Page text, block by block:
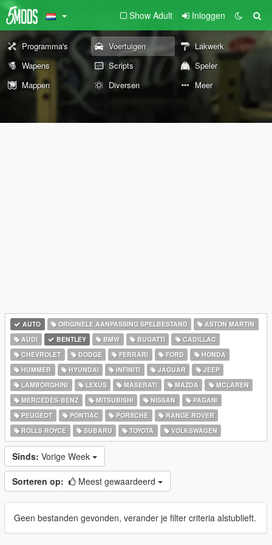
Show Adult Inloggen
Programma's Voertuigen
Lakwerk
Wapens
Scripts
Speler
Mappen
Diversen Meer
AUTO ORIGINELE AANPASSING SPELBESTAND
ASTON MARTIN
AUDI
BENTLEY BMW BUGATTI
CADILLAC
CHEVROLET
DODGE FERRARI FORD
HONDA
HUMMER
HYUNDAI INFINITI JAGUAR
JEEP
LAMBORGHINI
LEXUS MASERATI MAZDA
MCLAREN
MERCEDES-BENZ
MITSUBISHI NISSAN
PAGANI
PEUGEOT
PONTIAC PORSCHE
RANGE ROVER
ROLLS ROYCE
SUBARU TOYOTA VOLKSWAGEN
Sinds: Vorige Week
Sorteren op: Meest gewaardeerd
Geen bestanden gevonden, verander je filter criteria alstublieft.